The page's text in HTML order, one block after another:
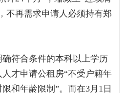
不再需求申请人必须持有郑
符合条件的本科以上学历
才申请公租房“不受户籍年
和年龄限制”。而在3月1日